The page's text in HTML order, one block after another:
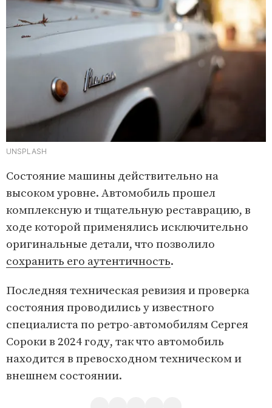
UNSPLASH
Состояние машины действительно на
высоком уровне. Автомобиль прошел
комплексную и тщательную реставрацию, в
ходе которой применялись исключительно
оригинальные детали, что позволило
сохранить его аутентичность.
Последняя техническая ревизия и проверка
состояния проводились у известного
специалиста по ретро-автомобилям Сергея
Сороки в 2024 году, так что автомобиль
находится в превосходном техническом и
внешнем состоянии.